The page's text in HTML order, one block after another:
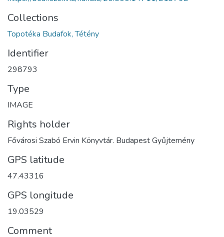
Collections
Topotéka Budafok, Tétény
Identifier
298793
Type
IMAGE
Rights holder
Fővárosi Szabó Ervin Könyvtár. Budapest Gyűjtemény
GPS latitude
47.43316
GPS longitude
19.03529
Comment